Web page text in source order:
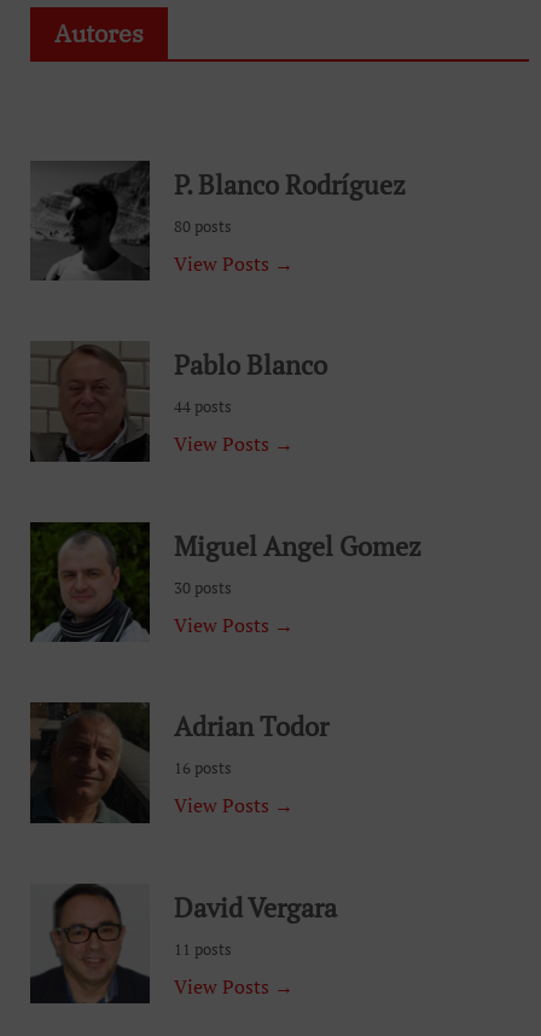
Autores
P. Blanco Rodríguez
80 posts
View Posts →
Pablo Blanco
44 posts
View Posts →
Miguel Angel Gomez
30 posts
View Posts →
Adrian Todor
16 posts
View Posts →
David Vergara
11 posts
View Posts →